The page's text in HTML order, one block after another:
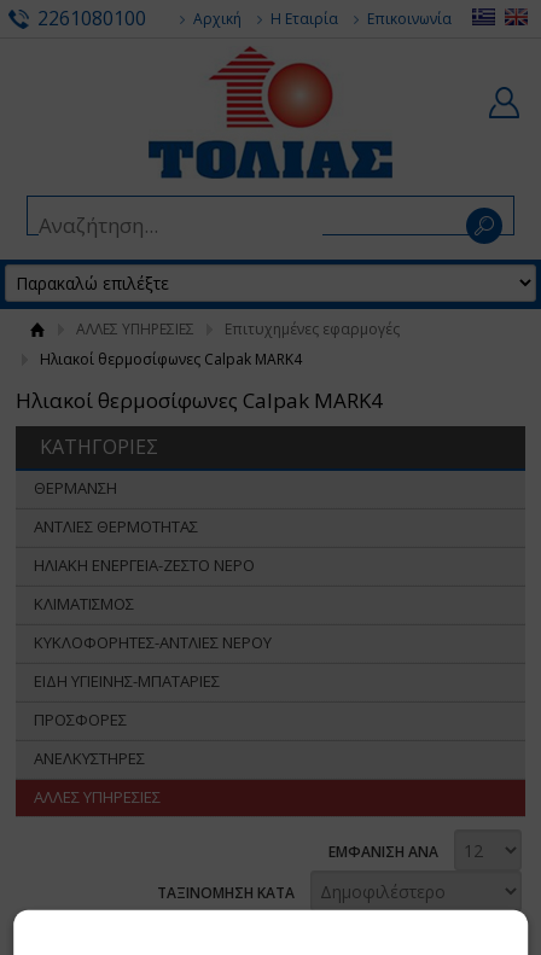
2261080100 Αρχική Η Εταιρία Επικοινωνία
ΑΛΛΕΣ ΥΠΗΡΕΣΙΕΣ
Επιτυχημένες εφαρμογές
Ηλιακοί θερμοσίφωνες Calpak MARK4
Ηλιακοί θερμοσίφωνες Calpak MARK4
ΚΑΤΗΓΟΡΙΕΣ
ΘΕΡΜΑΝΣΗ
ΑΝΤΛΙΕΣ ΘΕΡΜΟΤΗΤΑΣ
ΗΛΙΑΚΗ ΕΝΕΡΓΕΙΑ-ΖΕΣΤΟ ΝΕΡΟ
ΚΛΙΜΑΤΙΣΜΟΣ
ΚΥΚΛΟΦΟΡΗΤΕΣ-ΑΝΤΛΙΕΣ ΝΕΡΟΥ
ΕΙΔΗ ΥΓΙΕΙΝΗΣ-ΜΠΑΤΑΡΙΕΣ
ΠΡΟΣΦΟΡΕΣ
ΑΝΕΛΚΥΣΤΗΡΕΣ
ΑΛΛΕΣ ΥΠΗΡΕΣΙΕΣ
ΕΜΦΑΝΙΣΗ ΑΝΑ
ΤΑΞΙΝΟΜΗΣΗ ΚΑΤΑ